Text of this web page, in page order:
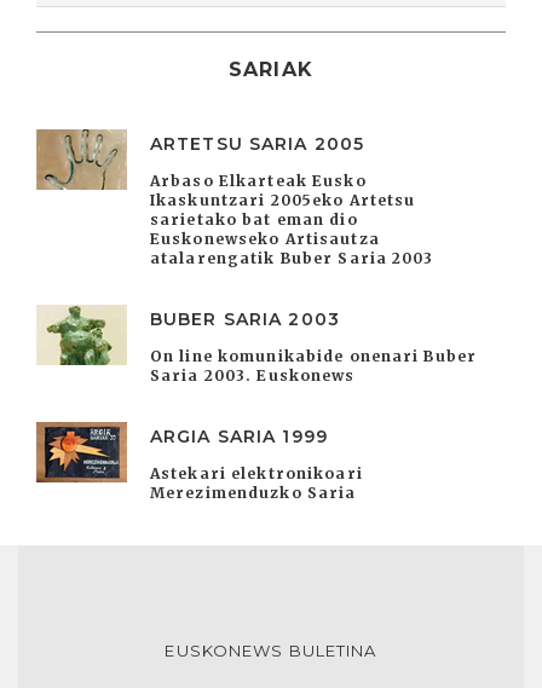
SARIAK
ARTETSU SARIA 2005
Arbaso Elkarteak Eusko
Ikaskuntzari 2005eko Artetsu
sarietako bat eman dio
Euskonewseko Artisautza
atalarengatik Buber Saria 2003
BUBER SARIA 2003
On line komunikabide onenari Buber
Saria 2003. Euskonews
ARGIA SARIA 1999
Astekari elektronikoari
Merezimenduzko Saria
EUSKONEWS BULETINA